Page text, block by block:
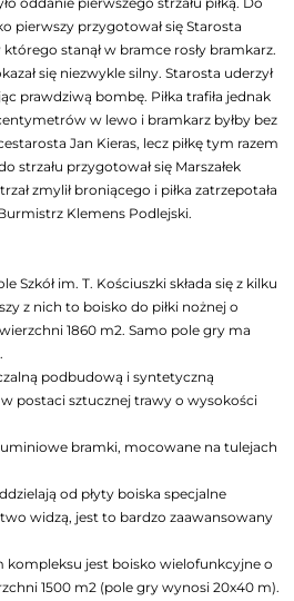
pierwszy przygotował się Starosta
stanął w bramce rosły bramkarz.
się niezwykle silny. Starosta uderzył
prawdziwą bombę. Piłka trafiła jednak
w lewo i bramkarz byłby bez
Jan Kieras, lecz piłkę tym razem
strzału przygotował się Marszałek
zmylił broniącego i piłka zatrzepotała
Klemens Podlejski.
Szkół im. T. Kościuszki składa się z kilku
z nich to boisko do piłki nożnej o
1860 m2. Samo pole gry ma
podbudową i syntetyczną
postaci sztucznej trawy o wysokości
bramki, mocowane na tulejach
od płyty boiska specjalne
widzą, jest to bardzo zaawansowany
jest boisko wielofunkcyjne o
1500 m2 (pole gry wynosi 20x40 m).